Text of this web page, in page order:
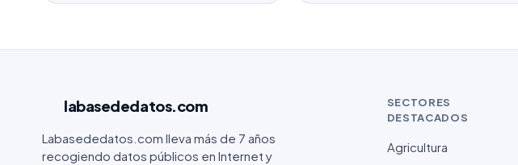
labasededatos.com
Labasededatos.com lleva más de 7 años
recogiendo datos públicos en Internet y
SECTORES
DESTACADOS
Agricultura